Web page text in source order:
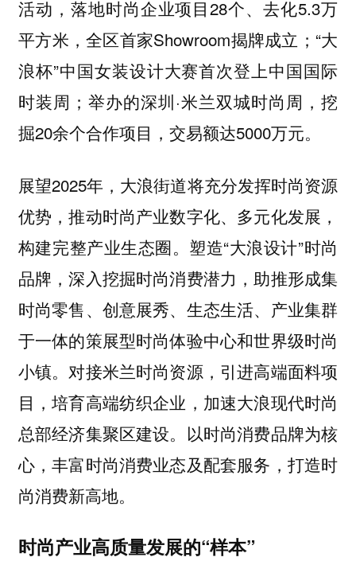
活动，落地时尚企业项目28个、去化5.3万
平方米，全区首家Showroom揭牌成立；“大
浪杯”中国女装设计大赛首次登上中国国际
时装周；举办的深圳·米兰双城时尚周，挖
掘20余个合作项目，交易额达5000万元。
展望2025年，大浪街道将充分发挥时尚资源
优势，推动时尚产业数字化、多元化发展，
构建完整产业生态圈。塑造“大浪设计”时尚
品牌，深入挖掘时尚消费潜力，助推形成集
时尚零售、创意展秀、生态生活、产业集群
于一体的策展型时尚体验中心和世界级时尚
小镇。对接米兰时尚资源，引进高端面料项
目，培育高端纺织企业，加速大浪现代时尚
总部经济集聚区建设。以时尚消费品牌为核
心，丰富时尚消费业态及配套服务，打造时
尚消费新高地。
时尚产业高质量发展的“样本”